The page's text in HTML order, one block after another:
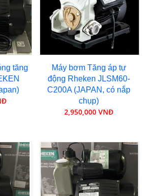
tăng
Máy bơm Tăng áp tự
động Rheken JLSM60-
C200A (JAPAN, có nắp
chụp)
2,950,000 VNĐ